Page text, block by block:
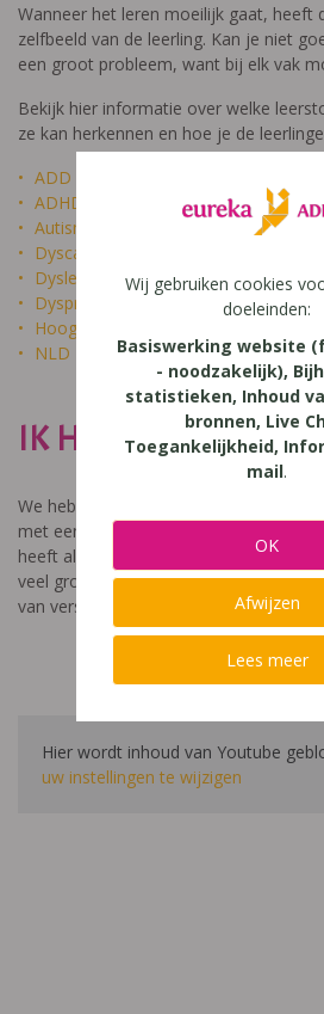
Wanneer het leren moeilijk gaat, heeft
zelfbeeld van de leerling. Kan je niet
een groot probleem, want bij elk vak
Bekijk hier informatie over welke
ze kan herkennen en hoe je de
ADD
ADHD
Autisme
Dyscalculie
Dyslexie
Dyspraxie
Hoogbegaafdheid
NLD
IK HEET NIET DOM
We hebben een video gemaakt die
met een leerstoornis. De film met als
heeft als doel aan te tonen dat de
veel groter is dan enkel wat je ziet in
van verschillende leerlingen en ouders.
Hier wordt inhoud van Youtube
uw instellingen te wijzigen
Wij gebruiken cookies
doeleinden:
Basiswerking website
- noodzakelijk),
statistieken, Inhoud
bronnen, Live
Toegankelijkheid,
mail.
OK
Afwijzen
Lees meer